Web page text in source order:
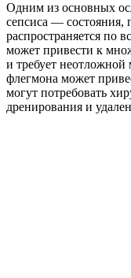
Одним из основных
сепсиса — состояния,
распространяется по
может привести к
и требует
флегмона может
могут потребовать
дренирования и